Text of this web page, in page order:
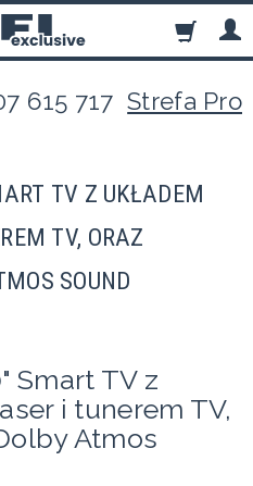
615 717Strefa Pro
TV Z UKŁADEM
TV, ORAZ
SOUND
Smart TV z
i tunerem TV,
Atmos